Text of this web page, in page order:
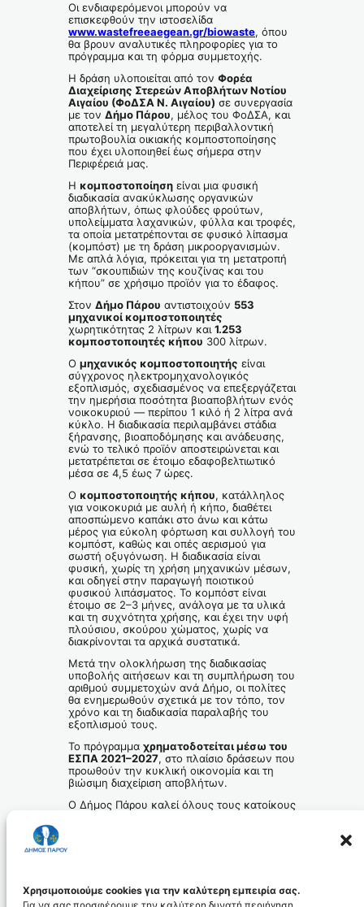
Χρησιμοποιούμε cookies για την καλύτερη εμπειρία σας.
Οι ενδιαφερόμενοι μπορούν να
επισκεφθούν την ιστοσελίδα
www.wastefreeaegean.gr/biowaste, όπου
θα βρουν αναλυτικές πληροφορίες για το
πρόγραμμα και τη φόρμα συμμετοχής.
Η δράση υλοποιείται από τον Φορέα
Διαχείρισης Στερεών Αποβλήτων Νοτίου
Αιγαίου (ΦοΔΣΑ Ν. Αιγαίου) σε συνεργασία
με τον Δήμο Πάρου, μέλος του ΦοΔΣΑ, και
αποτελεί τη μεγαλύτερη περιβαλλοντική
πρωτοβουλία οικιακής κομποστοποίησης
που έχει υλοποιηθεί έως σήμερα στην
Περιφέρειά μας.
Η κομποστοποίηση είναι μια φυσική
διαδικασία ανακύκλωσης οργανικών
αποβλήτων, όπως φλούδες φρούτων,
υπολείμματα λαχανικών, φύλλα και τροφές,
τα οποία μετατρέπονται σε φυσικό λίπασμα
(κομπόστ) με τη δράση μικροοργανισμών.
Με απλά λόγια, πρόκειται για τη μετατροπή
των “σκουπιδιών της κουζίνας και του
κήπου” σε χρήσιμο προϊόν για το έδαφος.
Στον Δήμο Πάρου αντιστοιχούν 553
μηχανικοί κομποστοποιητές
χωρητικότητας 2 λίτρων και1.253
κομποστοποιητές κήπου 300 λίτρων.
Ο μηχανικός κομποστοποιητής είναι
σύγχρονος ηλεκτρομηχανολογικός
εξοπλισμός, σχεδιασμένος να επεξεργάζεται
την ημερήσια ποσότητα βιοαποβλήτων ενός
νοικοκυριού — περίπου 1 κιλό ή 2 λίτρα ανά
κύκλο. Η διαδικασία περιλαμβάνει στάδια
ξήρανσης, βιοαποδόμησης και ανάδευσης,
ενώ το τελικό προϊόν αποστειρώνεται και
μετατρέπεται σε έτοιμο εδαφοβελτιωτικό
μέσα σε 4,5 έως 7 ώρες.
Ο κομποστοποιητής κήπου, κατάλληλος
για νοικοκυριά με αυλή ή κήπο, διαθέτει
αποσπώμενο καπάκι στο άνω και κάτω
μέρος για εύκολη φόρτωση και συλλογή του
κομπόστ, καθώς και οπές αερισμού για
σωστή οξυγόνωση. Η διαδικασία είναι
φυσική, χωρίς τη χρήση μηχανικών μέσων,
και οδηγεί στην παραγωγή ποιοτικού
φυσικού λιπάσματος. Το κομπόστ είναι
έτοιμο σε 2–3 μήνες, ανάλογα με τα υλικά
και τη συχνότητα χρήσης, και έχει την υφή
πλούσιου, σκούρου χώματος, χωρίς να
διακρίνονται τα αρχικά συστατικά.
Μετά την ολοκλήρωση της διαδικασίας
υποβολής αιτήσεων και τη συμπλήρωση του
αριθμού συμμετοχών ανά Δήμο, οι πολίτες
θα ενημερωθούν σχετικά με τον τόπο, τον
χρόνο και τη διαδικασία παραλαβής του
εξοπλισμού τους.
Το πρόγραμμα χρηματοδοτείται μέσω του
ΕΣΠΑ 2021–2027, στο πλαίσιο δράσεων που
προωθούν την κυκλική οικονομία και τη
βιώσιμη διαχείριση αποβλήτων.
Ο Δήμος Πάρου καλεί όλους τους κατοίκους
Το Γραφείο Τύπου